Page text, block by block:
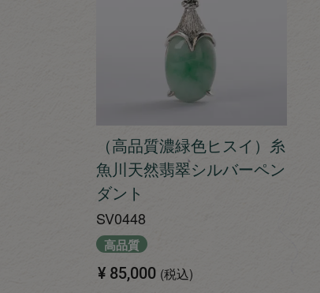
（高品質濃緑色ヒスイ）糸
魚川天然翡翠シルバーペン
ダント
SV0448
高品質
¥ 85,000 税込